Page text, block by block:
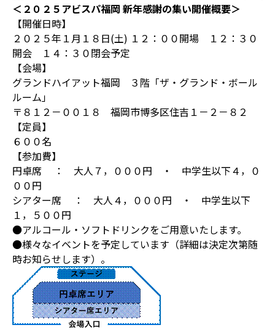
＜２０２５アビスパ福岡 新年感謝の集い開催概要＞
【開催日時】
２０２５年１月１８日(土) １２：００開場 １２：３０
開会 １４：３０閉会予定
【会場】
グランドハイアット福岡 ３階「ザ・グランド・ボール
ルーム」
〒８１２－００１８ 福岡市博多区住吉１－２－８２
【定員】
６００名
【参加費】
円卓席 ： 大人７，０００円 ・ 中学生以下４，０
００円
シアター席 ： 大人４，０００円 ・ 中学生以下
１，５００円
●アルコール・ソフトドリンクをご用意いたします。
●様々なイベントを予定しています（詳細は決定次第随
時お知らせします）。